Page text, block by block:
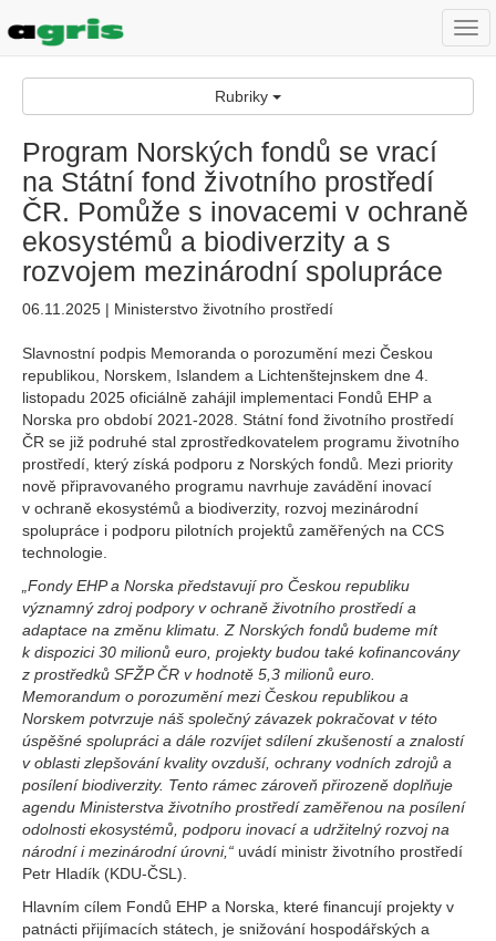
Rubriky
Program Norských fondů se vrací
na Státní fond životního prostředí
ČR. Pomůže s inovacemi v ochraně
ekosystémů a biodiverzity a s
rozvojem mezinárodní spolupráce
06.11.2025 | Ministerstvo životního prostředí
Slavnostní podpis Memoranda o porozumění mezi Českou
republikou, Norskem, Islandem a Lichtenštejnskem dne 4.
listopadu 2025 oficiálně zahájil implementaci Fondů EHP a
Norska pro období 2021-2028. Státní fond životního prostředí
ČR se již podruhé stal zprostředkovatelem programu životního
prostředí, který získá podporu z Norských fondů. Mezi priority
nově připravovaného programu navrhuje zavádění inovací
v ochraně ekosystémů a biodiverzity, rozvoj mezinárodní
spolupráce i podporu pilotních projektů zaměřených na CCS
technologie.
„Fondy EHP a Norska představují pro Českou republiku
významný zdroj podpory v ochraně životního prostředí a
adaptace na změnu klimatu. Z Norských fondů budeme mít
k dispozici 30 milionů euro, projekty budou také kofinancovány
z prostředků SFŽP ČR v hodnotě 5,3 milionů euro.
Memorandum o porozumění mezi Českou republikou a
Norskem potvrzuje náš společný závazek pokračovat v této
úspěšné spolupráci a dále rozvíjet sdílení zkušeností a znalostí
v oblasti zlepšování kvality ovzduší, ochrany vodních zdrojů a
posílení biodiverzity. Tento rámec zároveň přirozeně doplňuje
agendu Ministerstva životního prostředí zaměřenou na posílení
odolnosti ekosystémů, podporu inovací a udržitelný rozvoj na
národní i mezinárodní úrovni,“ uvádí ministr životního prostředí
Petr Hladík (KDU-ČSL).
Hlavním cílem Fondů EHP a Norska, které financují projekty v
patnácti přijímacích státech, je snižování hospodářských a